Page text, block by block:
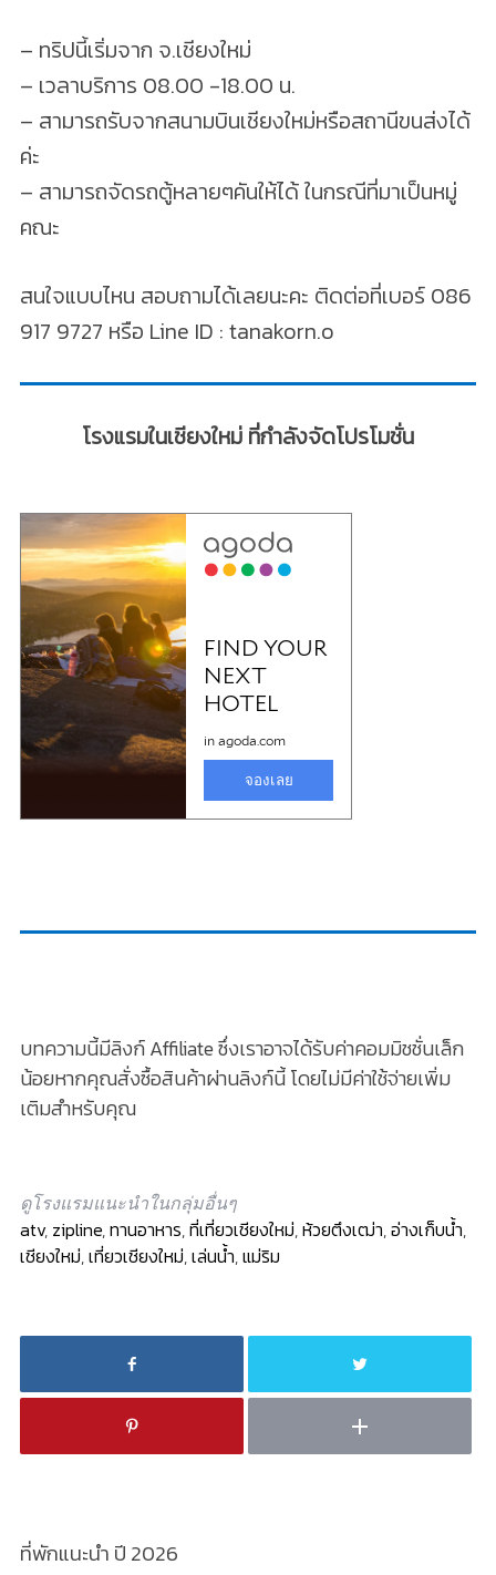
– ทริปนี้เริ่มจาก จ.เชียงใหม่
– เวลาบริการ 08.00 -18.00 น.
– สามารถรับจากสนามบินเชียงใหม่หรือสถานีขนส่งได้
ค่ะ
– สามารถจัดรถตู้หลายๆคันให้ได้ ในกรณีที่มาเป็นหมู่
คณะ
สนใจแบบไหน สอบถามได้เลยนะคะ ติดต่อที่เบอร์ 086
917 9727 หรือ Line ID : tanakorn.o
โรงแรมในเชียงใหม่ ที่กำลังจัดโปรโมชั่น
บทความนี้มีลิงก์ Affiliate ซึ่งเราอาจได้รับค่าคอมมิชชั่นเล็ก
น้อยหากคุณสั่งซื้อสินค้าผ่านลิงก์นี้ โดยไม่มีค่าใช้จ่ายเพิ่ม
เติมสำหรับคุณ
ดูโรงแรมแนะนำในกลุ่มอื่นๆ
atv, zipline,ทานอาหาร,ที่เที่ยวเชียงใหม่,ห้วยตึงเฒ่า,อ่างเก็บน้ำ,
เชียงใหม่,เที่ยวเชียงใหม่,เล่นน้ำ,แม่ริม
ที่พักแนะนำ ปี 2026